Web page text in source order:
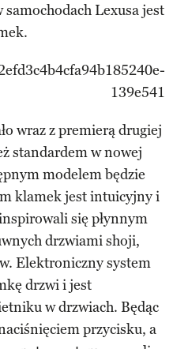
samochodach Lexusa jest
wraz z premierą drugiej
standardem w nowej
modelem będzie
klamek jest intuicyjny i
się płynnym
drzwiami shoji,
Elektroniczny system
drzwi i jest
w drzwiach. Będąc
przycisku, a